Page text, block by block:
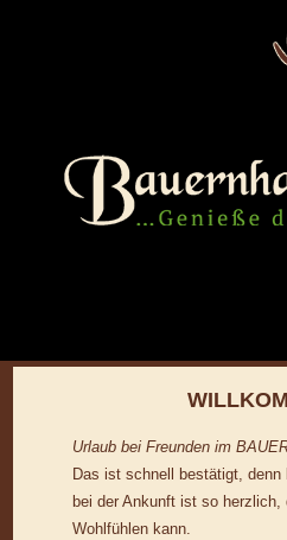
Urlaub bei Freunden im
Das ist schnell bestätigt, denn
bei der Ankunft ist so
Wohlfühlen kann.